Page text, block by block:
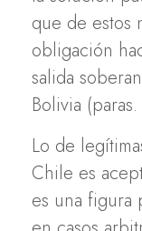
que de estos
obligación
salida
Bolivia
Lo de
Chile es
es una figura